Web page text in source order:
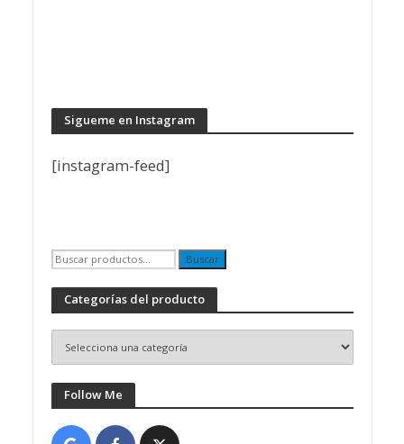
Sigueme en Instagram
[instagram-feed]
Buscar
por:
Buscar
Categorías del producto
Follow Me